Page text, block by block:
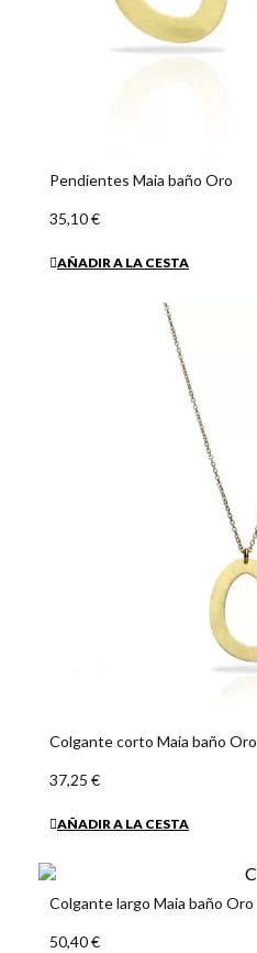
Pendientes Maia baño Oro
35,10 €
AÑADIR A LA CESTA
Colgante corto Maia baño Oro
37,25 €
AÑADIR A LA CESTA
Colgante largo Maia baño Oro
50,40 €